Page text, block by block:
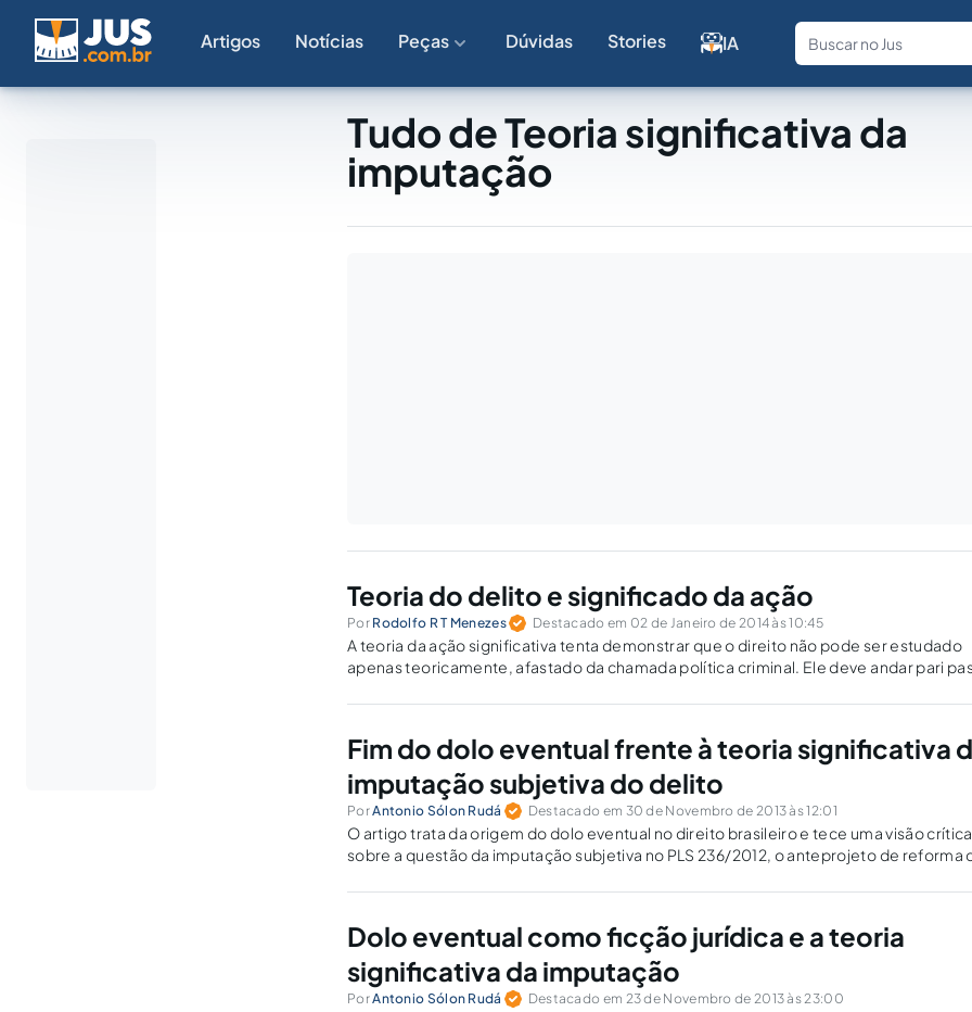
Artigos Notícias Peças Dúvidas Stories IA
Fale com
Tudo de Teoria significativa da
imputação
Teoria do delito e significado da ação
Por Rodolfo R T Menezes Destacado em 02 de Janeiro de 2014 às 10:45
A teoria da ação significativa tenta demonstrar que o direito não pode ser estudado
apenas teoricamente, afastado da chamada política criminal. Ele deve andar pari
Fim do dolo eventual frente à teoria significativa
imputação subjetiva do delito
PorAntonio Sólon Rudá Destacado em 30 de Novembro de 2013 às 12:01
O artigo trata da origem do dolo eventual no direito brasileiro e tece uma visão crítica
sobre a questão da imputação subjetiva no PLS 236/2012, o anteprojeto de reforma
Dolo eventual como ficção jurídica e a teoria
significativa da imputação
PorAntonio Sólon Rudá Destacado em 23 de Novembro de 2013 às 23:00